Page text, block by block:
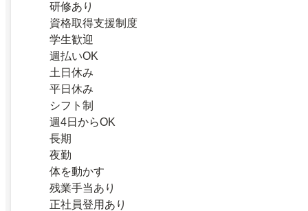
研修あり
資格取得支援制度
学生歓迎
週払いOK
土日休み
平日休み
シフト制
週4日からOK
長期
夜勤
体を動かす
残業手当あり
正社員登用あり